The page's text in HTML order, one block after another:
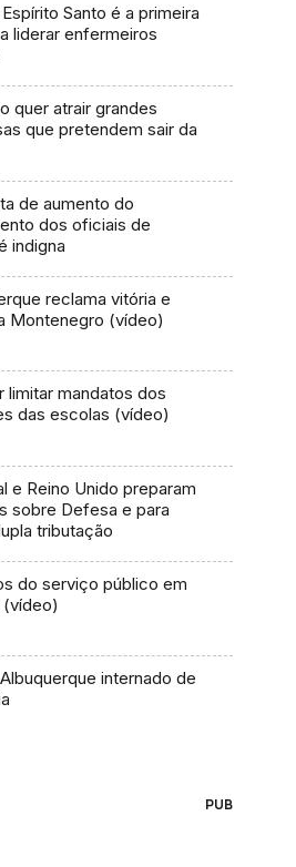
Santo é a primeira
liderar enfermeiros
quer atrair grandes
que pretendem sair da
de aumento do
dos oficiais de
indigna
reclama vitória e
Montenegro (vídeo)
limitar mandatos dos
das escolas (vídeo)
e Reino Unido preparam
sobre Defesa e para
tributação
do serviço público em
internado de
PUB